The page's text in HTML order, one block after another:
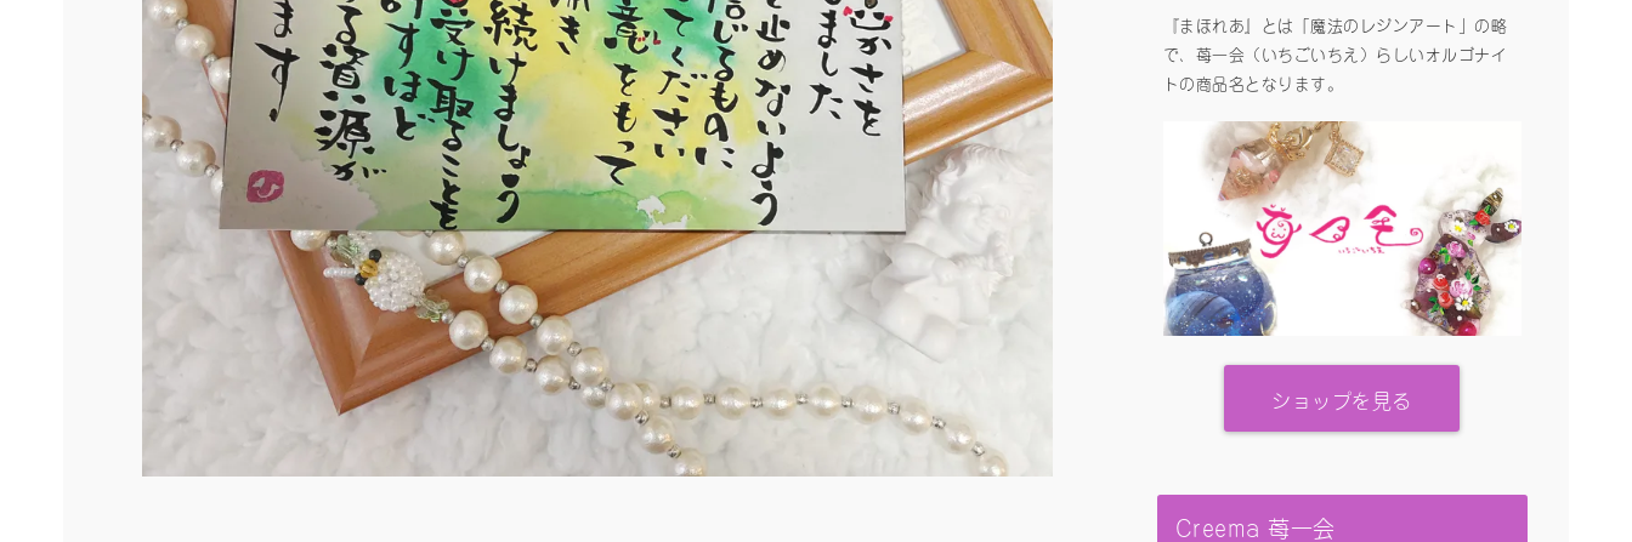
『まほれあ』とは「魔法のレジンアート」の略
で、苺一会（いちごいちえ）らしいオルゴナイ
トの商品名となります。
ショップを見る
Creema 苺一会